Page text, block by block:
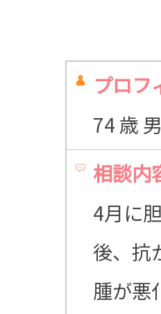
プロフ
74 歳
相談内
4月に
後、抗
腫が悪